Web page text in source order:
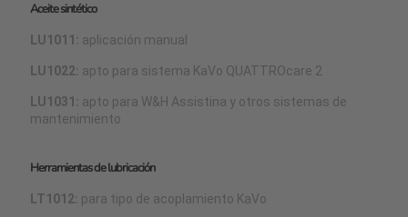
Aceite sintético
LU1011: aplicación manual
LU1022: apto para sistema KaVo QUATTROcare 2
LU1031: apto para W&H Assistina y otros sistemas de
mantenimiento
Herramientas de lubricación
LT1012: para tipo de acoplamiento KaVo